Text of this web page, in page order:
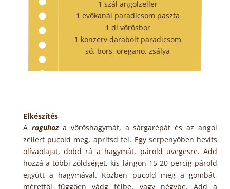
1 szál angolzeller
1 evőkanál paradicsom paszta
1 dl vörösbor
1 konzerv darabolt paradicsom
só, bors, oregano, zsálya
Elkészítés
Araguhoza vöröshagymát, a sárgarépát és az angol
zellert pucold meg, aprítsd fel. Egy serpenyőben hevíts
olívaolajat, dobd rá a hagymát, párold üvegesre. Add
hozzá a többi zöldséget, kis lángon 15-20 percig párold
együtt a hagymával. Közben pucold meg a gombát,
mérettől függően vádg félbe, vagy négybe. Add a